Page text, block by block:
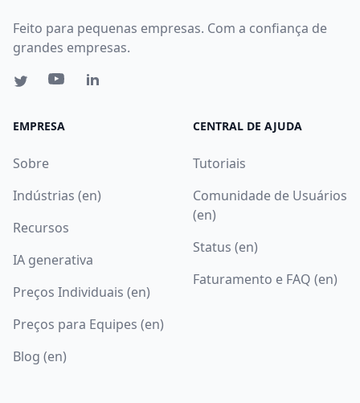
Feito para pequenas empresas. Com a confiança de
grandes empresas.
EMPRESA
Sobre
Indústrias (en)
Recursos
IA generativa
Preços Individuais (en)
Preços para Equipes (en)
Blog (en)
CENTRAL DE AJUDA
Tutoriais
Comunidade de Usuários
(en)
Status (en)
Faturamento e FAQ (en)